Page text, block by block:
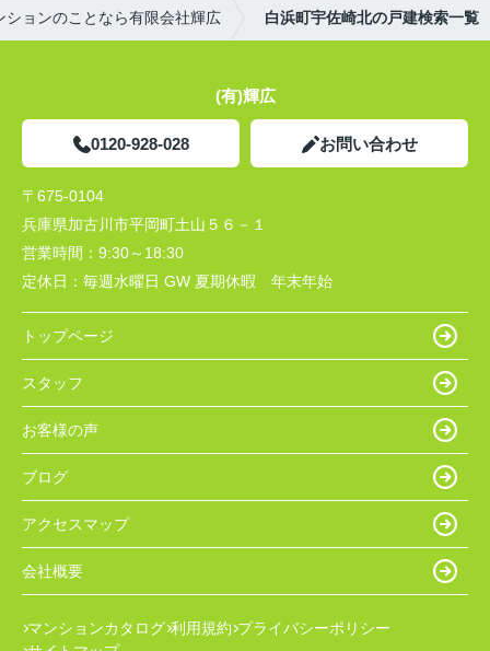
ョンのことなら有限会社輝広 白浜町宇佐崎北の戸建検索一覧
(有)輝広
0120-928-028 お問い合わせ
〒675-0104
兵庫県加古川市平岡町土山５６－１
営業時間： 9:30～18:30
定休日： 毎週水曜日 GW 夏期休暇 年末年始
トップページ
スタッフ
お客様の声
ブログ
アクセスマップ
会社概要
マンションカタログ 利用規約 プライバシーポリシー